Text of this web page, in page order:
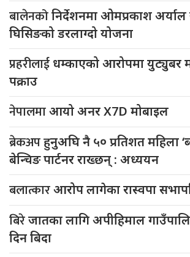
बालेनकोनिर्देशनमा ओमप्रकाश
घिसिङको डरलाग्दो योजना
प्रहरीलाई धम्काएको आरोपमा युट्युबर
पक्राउ
नेपालमाआयो अनर X7D मोबाइल
ब्रेकअपहुनुअघि नै ५० प्रतिशत महिला
बेन्चिङ पार्टनर राख्छन् : अध्ययन
बलात्कारआरोप लागेका रास्वपा
बिरेजातका लागि अपीहिमाल
दिन बिदा